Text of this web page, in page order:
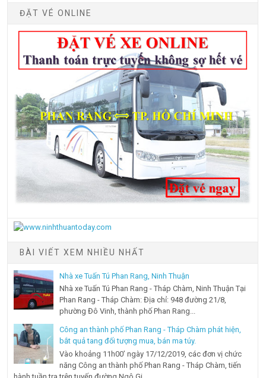
ĐẶT VÉ ONLINE
BÀI VIẾT XEM NHIỀU NHẤT
Nhà xe Tuấn Tú Phan Rang, Ninh Thuận
Nhà xe Tuấn Tú Phan Rang - Tháp Chàm, Ninh Thuận Tại
Phan Rang - Tháp Chàm: Địa chỉ: 948 đường 21/8,
phường Đô Vinh, thành phố Phan Rang...
Công an thành phố Phan Rang - Tháp Chàm phát hiện,
bắt quả tang đối tượng mua, bán ma túy.
Vào khoảng 11h00’ ngày 17/12/2019, các đơn vị chức
năng Công an thành phố Phan Rang - Tháp Chàm, tiến